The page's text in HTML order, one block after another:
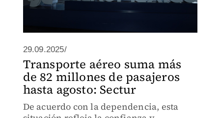
29.09.2025/
Transporte aéreo suma más
de 82 millones de pasajeros
hasta agosto: Sectur
De acuerdo con la dependencia, esta